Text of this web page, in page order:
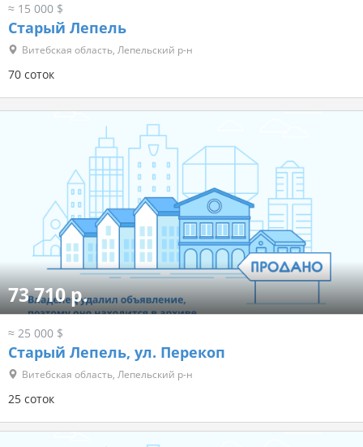
≈ 15 000 $
Старый Лепель
Витебская область, Лепельский р-н
70 соток
73 710 р.
≈ 25 000 $
Старый Лепель, ул. Перекоп
Витебская область, Лепельский р-н
25 соток